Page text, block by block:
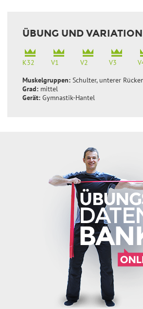
ÜBUNG UND
K32 V1 V2 V3
Muskelgruppen: Schulter, unterer
Grad: mittel
Gerät: Gymnastik-Hantel